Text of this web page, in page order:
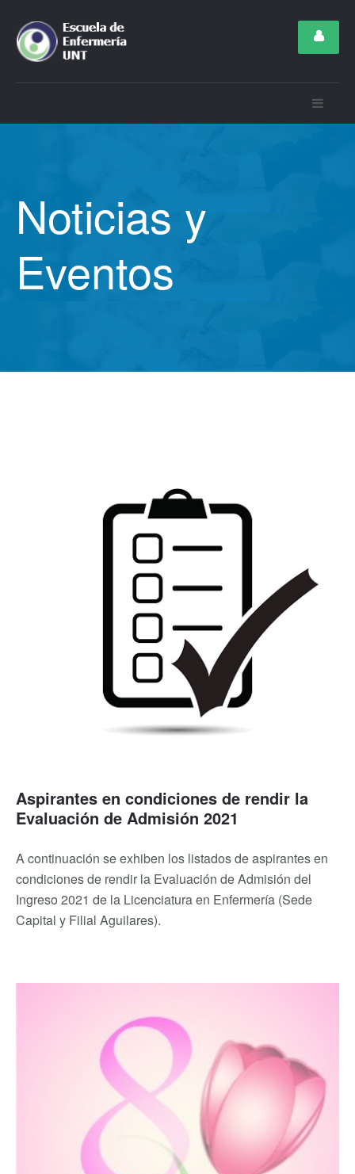
Noticias y
Eventos
Aspirantes en condiciones de rendir la
Evaluación de Admisión 2021
A continuación se exhiben los listados de aspirantes en
condiciones de rendir la Evaluación de Admisión del
Ingreso 2021 de la Licenciatura en Enfermería (Sede
Capital y Filial Aguilares).